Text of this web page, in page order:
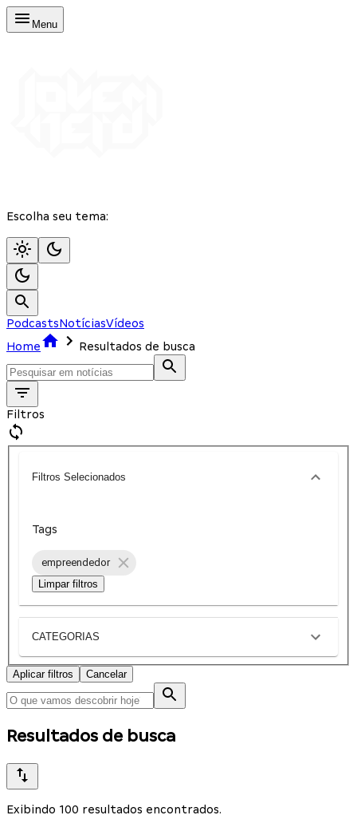
Menu
Escolha seu tema:
PodcastsNotíciasVídeos
Home
Resultados de busca
Filtros
Filtros Selecionados
Tags
empreendedor
Limpar filtros
CATEGORIAS
Aplicar filtros Cancelar
Resultados de busca
Exibindo 100 resultados encontrados.